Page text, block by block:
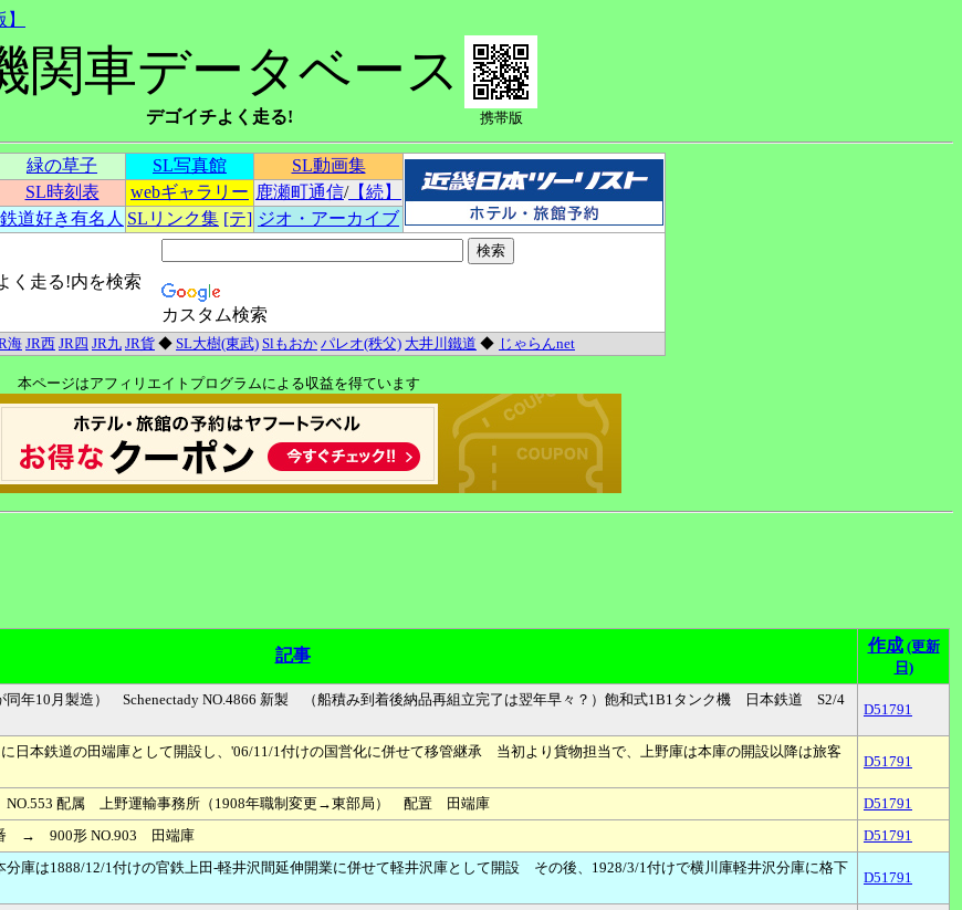
関車データベース
デゴイチよく走る! 携帯版
緑の草子 SL写真館
SL動画集
SL時刻表 webギャラリー 鹿瀬町通信/【続】
鉄道好き有名人 SLリンク集 [テ] ジオ・アーカイブ
く走る!内を検索
カスタム検索
海 JR西 JR四 JR九 JR貨 ◆ SL大樹(東武) Slもおか パレオ(秩父) 大井川鐵道 ◆ じゃらんnet
本ページはアフィリエイトプログラムによる収益を得ています
記事
作成 (更新
日)
同年10月製造） Schenectady NO.4866 新製 （船積み到着後納品再組立完了は翌年早々？）飽和式1B1タンク機 日本鉄道 S2/4
D51791
本鉄道の田端庫として開設し、'06/11/1付けの国営化に併せて移管継承 当初より貨物担当で、上野庫は本庫の開設以降は旅客
D51791
配属 上野運輸事務所（1908年職制変更→東部局） 配置 田端庫
D51791
番 → 900形 NO.903 田端庫 D51791
は1888/12/1付けの官鉄上田-軽井沢間延伸開業に併せて軽井沢庫として開設 その後、1928/3/1付けで横川庫軽井沢分庫に格下
D51791